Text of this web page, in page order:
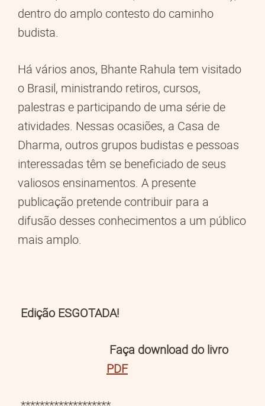
dentro do amplo contesto do caminho
budista.
Há vários anos, Bhante Rahula tem visitado
o Brasil, ministrando retiros, cursos,
palestras e participando de uma série de
atividades. Nessas ocasiões, a Casa de
Dharma, outros grupos budistas e pessoas
interessadas têm se beneficiado de seus
valiosos ensinamentos. A presente
publicação pretende contribuir para a
difusão desses conhecimentos a um público
mais amplo.
Edição ESGOTADA!
Faça download do livro
PDF